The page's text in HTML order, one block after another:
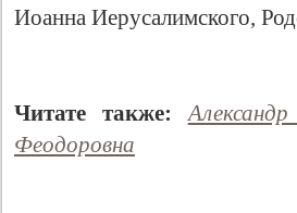
Иоанна Иерусалимского,
Читате также:
Феодоровна